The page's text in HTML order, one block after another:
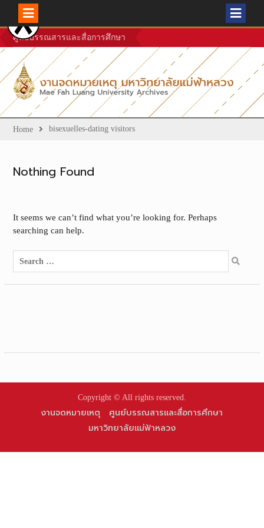
Skip
to
content
ศูนย์บรรณสารและสื่อการศึกษา
Home bisexuelles-dating visitors
Nothing Found
It seems we can’t find what you’re looking for. Perhaps
searching can help.
Search
for:
Copyright © All rights reserved.
งานจดหมายเหตุ
ศูนย์บรรณสารและสื่อการศึกษา
มหาวิทยาลัยแม่ฟ้าหลวง